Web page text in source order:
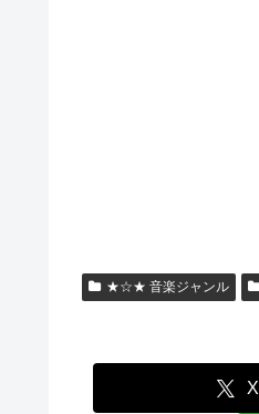
★☆★ 音楽ジャンル
X